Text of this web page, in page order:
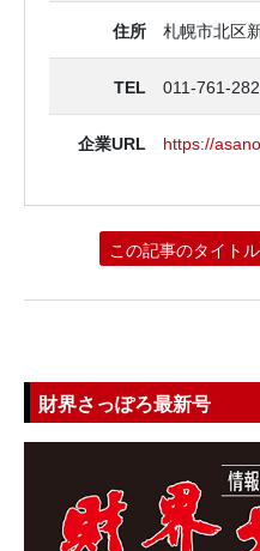
住所 札幌市北区
TEL 011-761-
企業URL https://
この記事のタイト
財界さっぽろ最新号